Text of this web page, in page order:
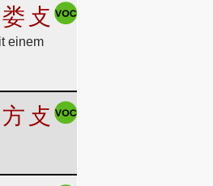
娄 攴
einem
方 攴